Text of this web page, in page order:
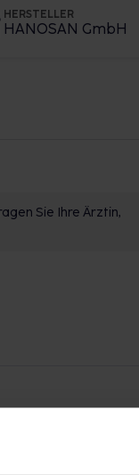
HERSTELLER
HANOSAN GmbH
Sie Ihre Ärztin,